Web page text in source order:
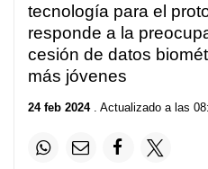
tecnología para el
responde a la
cesión de datos
más jóvenes
24 feb 2024. Actualizado a las